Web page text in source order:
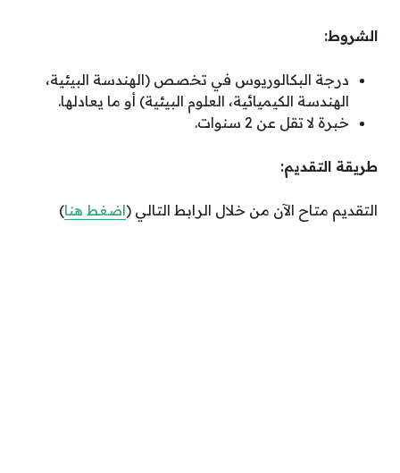
الشروط:
درجة البكالوريوس في تخصص (الهندسة البيئية،
الهندسة الكيميائية، العلوم البيئية) أو ما يعادلها.
خبرة لا تقل عن 2 سنوات.
طريقة التقديم:
التقديم متاح الآن من خلال الرابط التالي (اضغط هنا)